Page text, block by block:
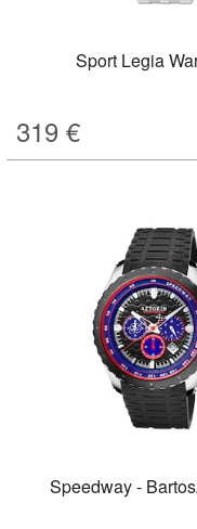
Sport Legia
319 €
Speedway -